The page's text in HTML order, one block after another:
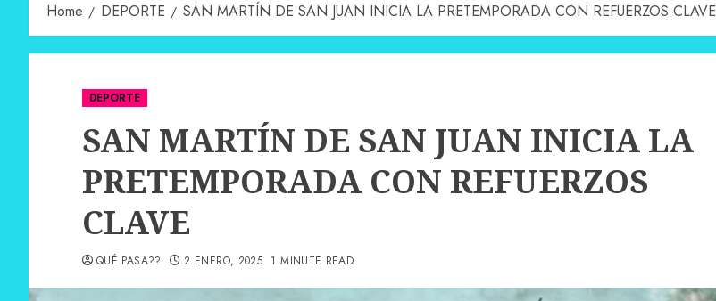
Home DEPORTE SAN MARTÍN DE SAN JUAN INICIA LA PRETEMPORADA CON REFUERZOS CLAVE
DEPORTE
SAN MARTÍN DE SAN JUAN INICIA LA
PRETEMPORADA CON REFUERZOS
CLAVE
QUÉ PASA?? 2 ENERO, 2025 1 MINUTE READ